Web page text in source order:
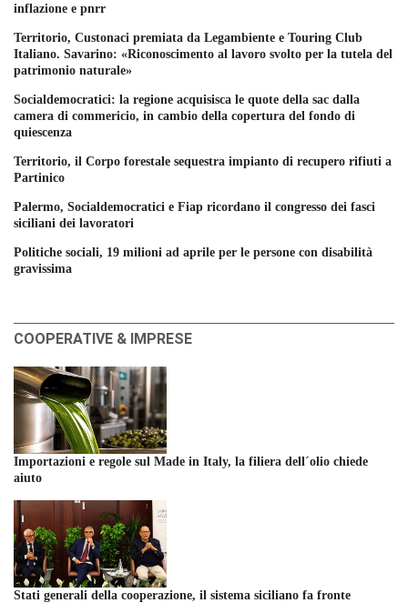
inflazione e pnrr
Territorio, Custonaci premiata da Legambiente e Touring Club
Italiano. Savarino: «Riconoscimento al lavoro svolto per la tutela del
patrimonio naturale»
Socialdemocratici: la regione acquisisca le quote della sac dalla
camera di commericio, in cambio della copertura del fondo di
quiescenza
Territorio, il Corpo forestale sequestra impianto di recupero rifiuti a
Partinico
Palermo, Socialdemocratici e Fiap ricordano il congresso dei fasci
siciliani dei lavoratori
Politiche sociali, 19 milioni ad aprile per le persone con disabilità
gravissima
COOPERATIVE & IMPRESE
Importazioni e regole sul Made in Italy, la filiera dell´olio chiede
aiuto
Stati generali della cooperazione, il sistema siciliano fa fronte